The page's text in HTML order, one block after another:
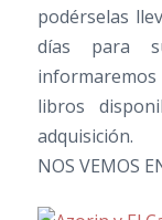
podérselas
días para
libros
adquisición.
NOS VEMOS EN